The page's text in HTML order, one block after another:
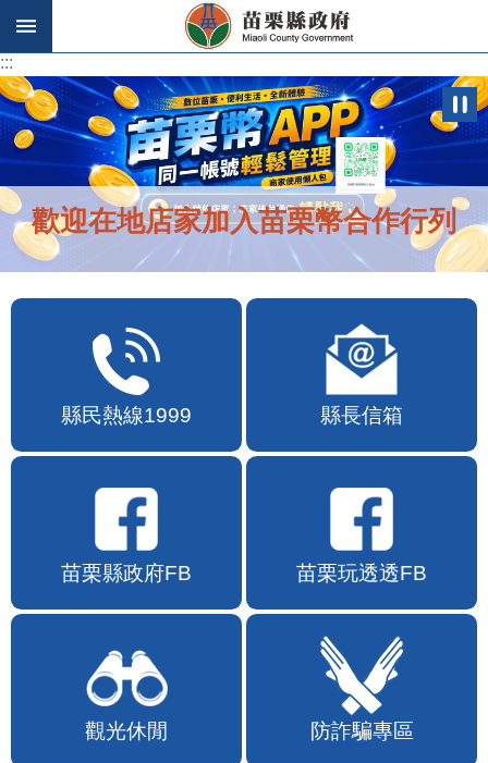
跳到主要內容區塊
:::
:::
歡迎在地店家加入苗栗幣合作行列
縣民熱線1999 縣長信箱
苗栗縣政府FB 苗栗玩透透FB
觀光休閒 防詐騙專區